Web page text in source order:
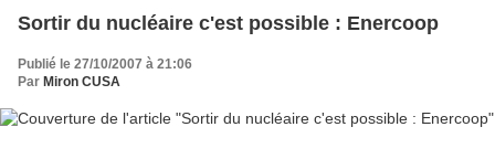
Sortir du nucléaire c'est possible : Enercoop
Publié le 27/10/2007 à 21:06
Par Miron CUSA